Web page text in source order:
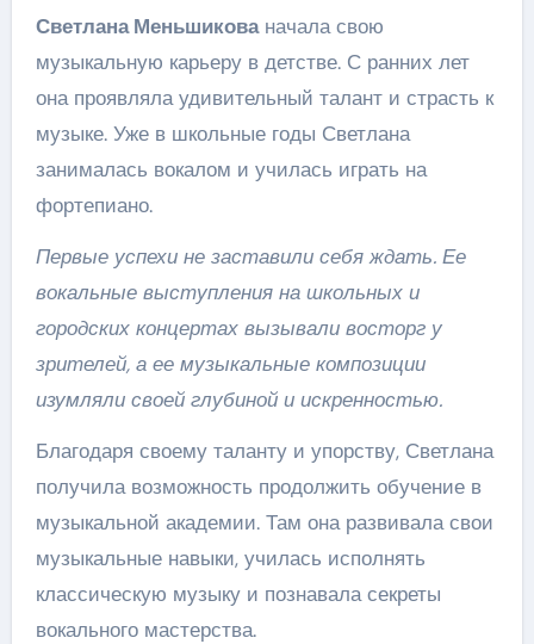
Светлана Меньшикованачала свою
музыкальную карьеру в детстве. С ранних лет
она проявляла удивительный талант и страсть к
музыке. Уже в школьные годы Светлана
занималась вокалом и училась играть на
фортепиано.
Первые успехи не заставили себя ждать. Ее
вокальные выступления на школьных и
городских концертах вызывали восторг у
зрителей, а ее музыкальные композиции
изумляли своей глубиной и искренностью.
Благодаря своему таланту и упорству, Светлана
получила возможность продолжить обучение в
музыкальной академии. Там она развивала свои
музыкальные навыки, училась исполнять
классическую музыку и познавала секреты
вокального мастерства.